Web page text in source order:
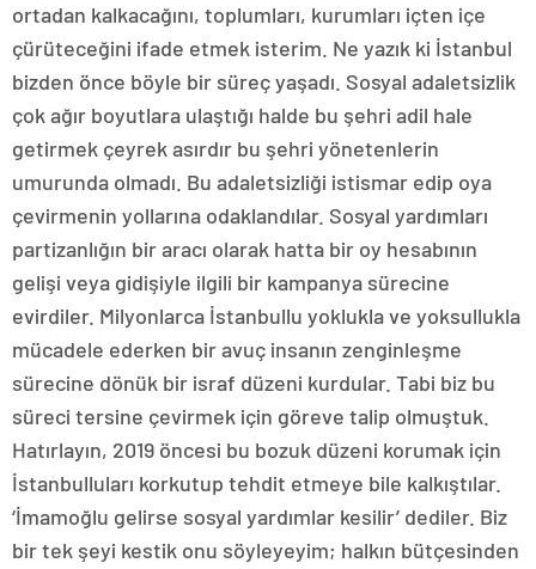
ortadan kalkacağını, toplumları, kurumları içten içe
çürüteceğini ifade etmek isterim. Ne yazık ki İstanbul
bizden önce böyle bir süreç yaşadı. Sosyal adaletsizlik
çok ağır boyutlara ulaştığı halde bu şehri adil hale
getirmek çeyrek asırdır bu şehri yönetenlerin
umurunda olmadı. Bu adaletsizliği istismar edip oya
çevirmenin yollarına odaklandılar. Sosyal yardımları
partizanlığın bir aracı olarak hatta bir oy hesabının
gelişi veya gidişiyle ilgili bir kampanya sürecine
evirdiler. Milyonlarca İstanbullu yoklukla ve yoksullukla
mücadele ederken bir avuç insanın zenginleşme
sürecine dönük bir israf düzeni kurdular. Tabi biz bu
süreci tersine çevirmek için göreve talip olmuştuk.
Hatırlayın, 2019 öncesi bu bozuk düzeni korumak için
İstanbulluları korkutup tehdit etmeye bile kalkıştılar.
‘İmamoğlu gelirse sosyal yardımlar kesilir’ dediler. Biz
bir tek şeyi kestik onu söyleyeyim; halkın bütçesinden